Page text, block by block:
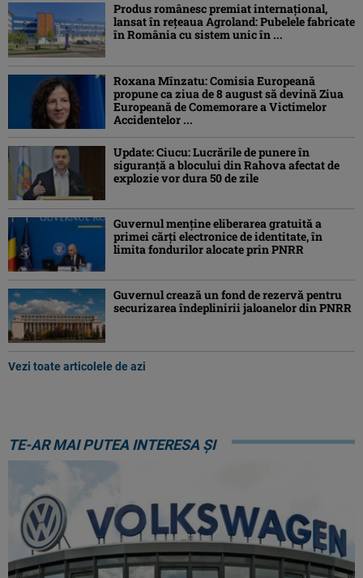
Produs românesc premiat internațional,
lansat în rețeaua Agroland: Pubelele fabricate
în România cu sistem unic în ...
Roxana Mînzatu: Comisia Europeană
propune ca ziua de 8 august să devină Ziua
Europeană de Comemorare a Victimelor
Accidentelor ...
Update: Ciucu: Lucrările de punere în
siguranță a blocului din Rahova afectat de
explozie vor dura 50 de zile
Guvernul menține eliberarea gratuită a
primei cărţi electronice de identitate, în
limita fondurilor alocate prin PNRR
Guvernul crează un fond de rezervă pentru
securizarea îndeplinirii jaloanelor din PNRR
Vezi toate articolele de azi
TE-AR MAI PUTEA INTERESA ȘI